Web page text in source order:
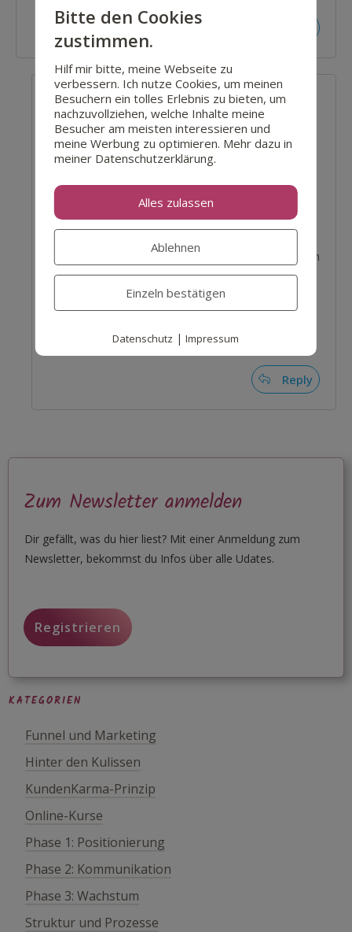
Jasmin GrigutschNovember 12, 2021 um 10:42 a.m. Uhr
Hallo Anna, Finde ich super, dass du mit meinem
Video mehr Klarheit bekommen hast. Und ja… WIE
man den passenden Coach findet, könnte ich
tatsächlich noch mal aufgreifen.
Das ist allerdings gar nicht so leicht zu erklären, weil
viele sich gar nicht bewusst auf die Suche nach einem
Coach machen. Meist ist es eher so, dass sie mit
Werbung drüber stolpern und dann überredet
werden. Ich denk mal drüber nach, wie ich das
erklären kann. Danke für den Hinweis.
Reply
Zum Newsletter anmelden
Dir gefällt, was du hier liest? Mit einer Anmeldung zum
Newsletter, bekommst du Infos über alle Udates.
Registrieren
KATEGORIEN
Funnel und Marketing
Hinter den Kulissen
KundenKarma-Prinzip
Online-Kurse
Phase 1: Positionierung
Phase 2: Kommunikation
Phase 3: Wachstum
Struktur und Prozesse
Bitte den Cookies
zustimmen.
Hilf mir bitte, meine Webseite zu
verbessern. Ich nutze Cookies, um meinen
Besuchern ein tolles Erlebnis zu bieten, um
nachzuvollziehen, welche Inhalte meine
Besucher am meisten interessieren und
meine Werbung zu optimieren. Mehr dazu in
meiner Datenschutzerklärung.
Alles zulassen
Ablehnen
Einzeln bestätigen
Datenschutz |Impressum